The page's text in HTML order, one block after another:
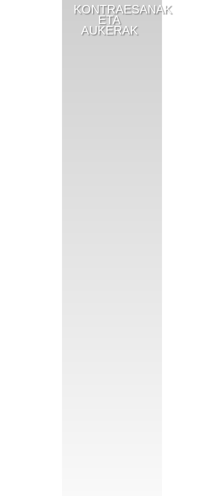
KONTRAESANAK
ETA
AUKERAK